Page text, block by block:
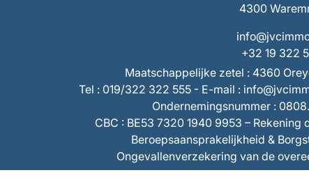
4300
+32 19 322
Maatschappelijke zetel : 4360
Tel : 019/322 322 555 - E-mail :
Ondernemingsnummer :
CBC : BE53 7320 1940 9953 –
Beroepsaansprakelijkheid &
Ongevallenverzekering van de